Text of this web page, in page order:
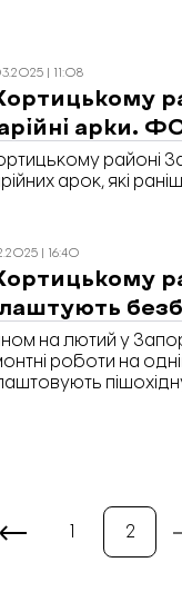
| 11:08
арки.
районі
арок, які
| 16:40
на лютий у
роботи на
2